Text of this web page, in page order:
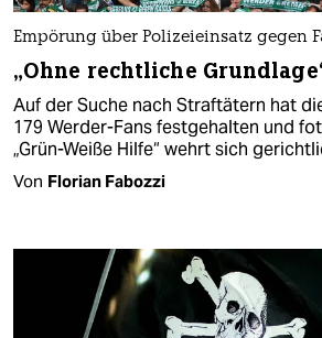
Empörung über Polizeieinsatz gegen
„Ohne rechtliche
Auf der Suche nach Straftätern hat
179 Werder-Fans festgehalten und
„Grün-Weiße Hilfe“ wehrt sich
Von Florian Fabozzi